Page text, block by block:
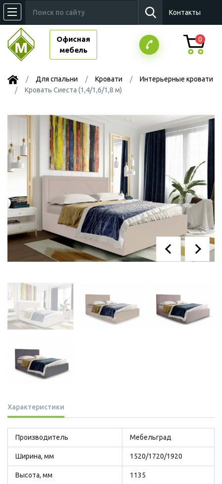
Контакты
Офисная
мебель
0
Для спальни Кровати
Интерьерные кровати
Кровать Сиеста (1,4/1,6/1,8 м)
Характеристики
Производитель Мебельград
Ширина, мм 1520/1720/1920
Высота, мм 1135